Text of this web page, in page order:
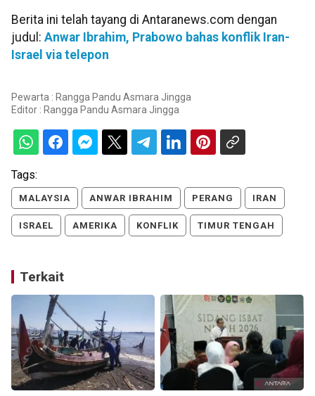
Berita ini telah tayang di Antaranews.com dengan
judul: Anwar Ibrahim, Prabowo bahas konflik Iran-
Israel via telepon
Pewarta : Rangga Pandu Asmara Jingga
Editor : Rangga Pandu Asmara Jingga
Tags:
MALAYSIA ANWAR IBRAHIM PERANG IRAN
ISRAEL AMERIKA KONFLIK TIMUR TENGAH
Terkait